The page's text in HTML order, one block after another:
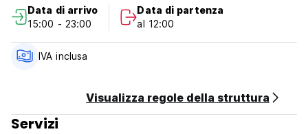
Data di arrivo
15:00 - 23:00
Data di partenza
al 12:00
IVA inclusa
Visualizza regole della struttura
Servizi